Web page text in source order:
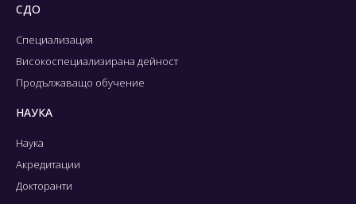
СДО
Специализация
Високоспециализирана дейност
Продължаващо обучение
НАУКА
Наука
Акредитации
Докторанти